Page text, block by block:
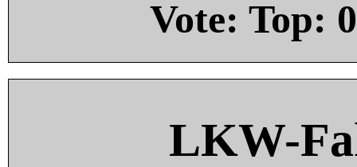
Vote: Top: 0
LKW-